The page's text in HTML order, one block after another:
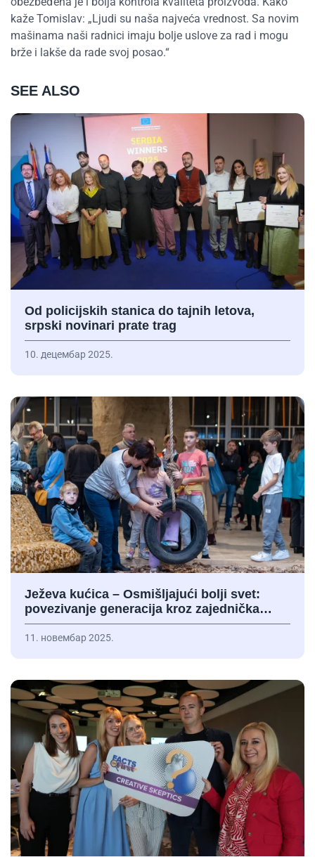
kaže Tomislav: „Ljudi su naša najveća vrednost. Sa novim
mašinama naši radnici imaju bolje uslove za rad i mogu
brže i lakše da rade svoj posao.“
SEE ALSO
Od policijskih stanica do tajnih letova,
srpski novinari prate trag
10. децембар 2025.
Ježeva kućica – Osmišljajući bolji svet:
povezivanje generacija kroz zajednička…
11. новембар 2025.